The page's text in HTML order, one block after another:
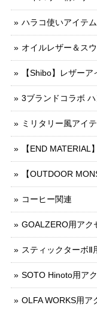
ハラコ使いアイテム
オイルレザー＆ス
【Shibo】レザーア
3ブランドコラボ
ミリタリー風アイ
【END MATERIAL
【OUTDOOR
コーヒー関連
GOALZERO用アク
スティックターボⅡ
SOTO Hinoto用ア
OLFA WORKS用ア